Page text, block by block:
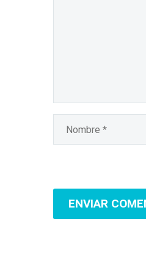
ENVIAR